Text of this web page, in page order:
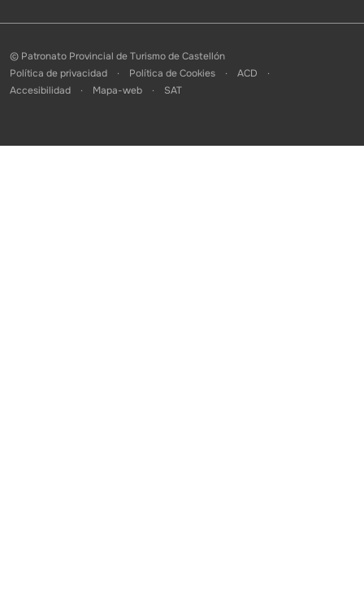
© Patronato Provincial de Turismo de Castellón
Política de privacidad
Política de Cookies
ACD
Accesibilidad
Mapa-web SAT